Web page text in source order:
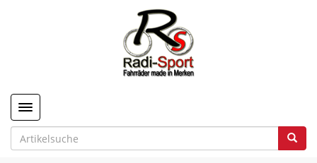
Toggle navigation